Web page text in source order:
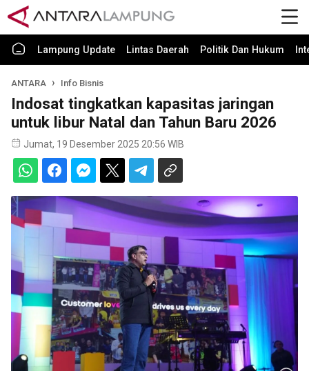
Lampung Update Lintas Daerah Politik Dan Hukum
ANTARA Info Bisnis
Indosat tingkatkan kapasitas jaringan
untuk libur Natal dan Tahun Baru 2026
Jumat, 19 Desember 2025 20:56 WIB